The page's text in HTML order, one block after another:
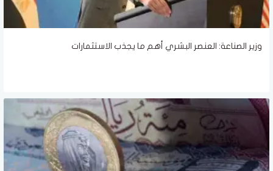
وزير الصناعة: العنصر البشري أهم ما يجذب الاستثمارات